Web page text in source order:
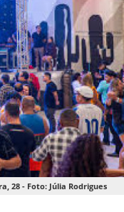
28 - Foto: Júlia Rodrigues